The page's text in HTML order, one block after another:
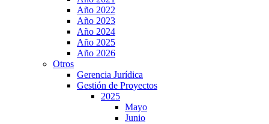
Año 2022
Año 2023
Año 2024
Año 2025
Año 2026
Otros
Gerencia Jurídica
Gestión de Proyectos
2025
Mayo
Junio